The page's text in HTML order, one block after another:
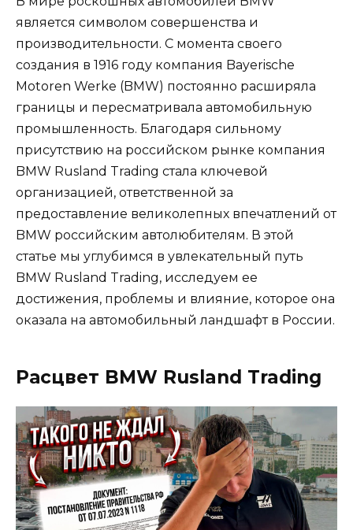
является символом совершенства и
производительности. С момента своего
создания в 1916 году компания Bayerische
Motoren Werke (BMW) постоянно расширяла
границы и пересматривала автомобильную
промышленность. Благодаря сильному
присутствию на российском рынке компания
BMW Rusland Trading стала ключевой
организацией, ответственной за
предоставление великолепных впечатлений от
BMW российским автолюбителям. В этой
статье мы углубимся в увлекательный путь
BMW Rusland Trading, исследуем ее
достижения, проблемы и влияние, которое она
оказала на автомобильный ландшафт в России.
Расцвет BMW Rusland Trading